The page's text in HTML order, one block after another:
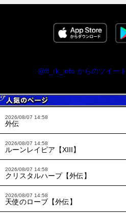
@ff_rk_info からのツイート
2026/08/07 14:58
外伝
2026/08/07 14:58
ルーンレイピア【XIII】
2026/08/07 14:58
クリスタルハープ【外伝】
2026/08/07 14:58
天使のローブ【外伝】